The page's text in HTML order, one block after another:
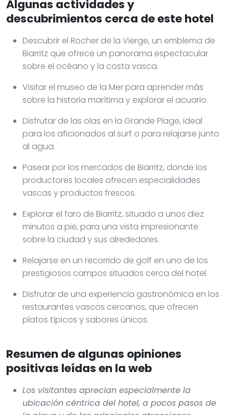
Algunas actividades y
descubrimientos cerca de este hotel
Descubrir el Rocher de la Vierge, un emblema de
Biarritz que ofrece un panorama espectacular
sobre el océano y la costa vasca.
Visitar el museo de la Mer para aprender más
sobre la historia marítima y explorar el acuario.
Disfrutar de las olas en la Grande Plage, ideal
para los aficionados al surf o para relajarse junto
al agua.
Pasear por los mercados de Biarritz, donde los
productores locales ofrecen especialidades
vascas y productos frescos.
Explorar el faro de Biarritz, situado a unos diez
minutos a pie, para una vista impresionante
sobre la ciudad y sus alrededores.
Relajarse en un recorrido de golf en uno de los
prestigiosos campos situados cerca del hotel.
Disfrutar de una experiencia gastronómica en los
restaurantes vascos cercanos, que ofrecen
platos típicos y sabores únicos.
Resumen de algunas opiniones
positivas leídas en la web
Los visitantes aprecian especialmente la
ubicación céntrica del hotel, a pocos pasos de